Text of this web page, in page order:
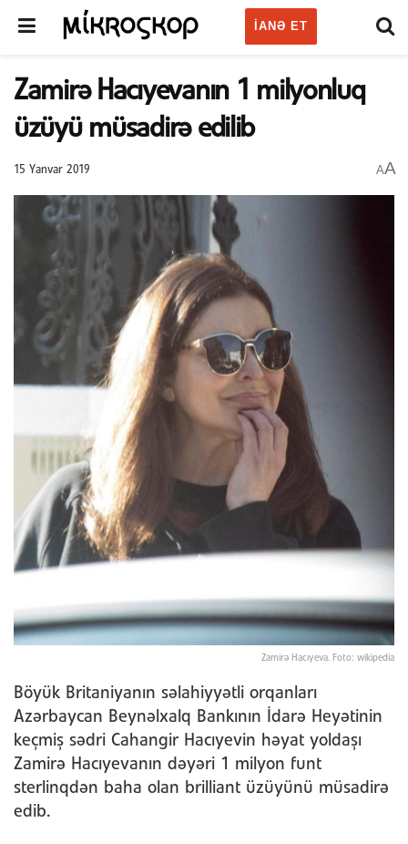
IANƏ ET
Zamirə Hacıyevanın 1 milyonluq
üzüyü müsadirə edilib
15 Yanvar 2019 AA
Zamirə Hacıyeva. Foto: wikipedia
Böyük Britaniyanın səlahiyyətli orqanları
Azərbaycan Beynəlxalq Bankının İdarə Heyətinin
keçmiş sədri Cahangir Hacıyevin həyat yoldaşı
Zamirə Hacıyevanın dəyəri 1 milyon funt
sterlinqdən baha olan brilliant üzüyünü müsadirə
edib.